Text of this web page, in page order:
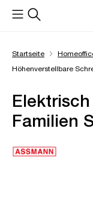
springen
Startseite
Höhenverstellbare
Familien